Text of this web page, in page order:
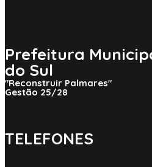
Prefeitura
do Sul
"Reconstruir Palmares"
Gestão 25/28
TELEFONES